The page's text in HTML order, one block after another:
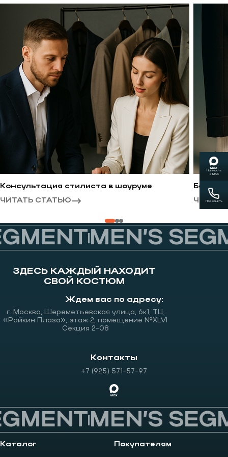
консультация стилиста в шоуруме
ЧИТАТЬ СТАТЬЮ
MEN’S
ЗДЕСЬ КАЖДЫЙ НАХОДИТ
СВОЙ КОСТЮМ
Ждем вас по адресу:
г. Москва, Шереметьевская улица, 6к1, ТЦ
«Райкин Плаза», этаж 2, помещение №XLVI
Секция 2-08
Контакты
+7 (925) 571-57-97
MEN’S
Каталог Покупателям
Написать
в MAX
Позвонить